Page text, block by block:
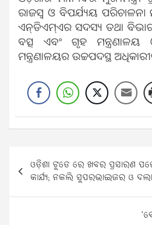
ରାଜସ୍ୱ ଓ ବିପର୍ଯ୍ୟୟ ପରିଚାଳନା
ଏନ୍‌ଡିଏମ୍‌ଏର ସଦସ୍ୟ ତଥା
ବତ୍ସ ଏବଂ ଗୃହ ମନ୍ତ୍ରଣାଳୟ
ମନ୍ତ୍ରଣାଳୟର ଉଚ୍ଚପଦସ୍ଥ
Post
navigation
ଓଡ଼ିଶା ଟୁଡେ ରେ ଖବର ପ୍ରସାରଣ
କାର୍ଯ୍ୟ; ନକଲି ସୁପରଭାଇଜର ଓ